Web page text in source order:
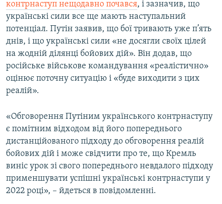
СВІДЧЕННЯ ОКУПАЦІЇ
УКРАЇНСЬКА ПРОБЛЕМА КРИМУ
ІНФОГРАФІКА
Qırımtatar
ДОЛУЧАЙСЯ!
Усі сайти RFE/RL
контрнаступ нещодавно почався, і зазначив, що
українські сили все ще мають наступальний
потенціал. Путін заявив, що бої тривають уже п’ять
днів, і що українські сили «не досягли своїх цілей
на жодній ділянці бойових дій». Він додав, що
російське військове командування «реалістично»
оцінює поточну ситуацію і «буде виходити з цих
реалій».
«Обговорення Путіним українського контрнаступу
є помітним відходом від його попереднього
дистанційованого підходу до обговорення реалій
бойових дій і може свідчити про те, що Кремль
виніс урок зі свого попереднього невдалого підходу
применшувати успішні українські контрнаступи у
2022 році», – йдеться в повідомленні.